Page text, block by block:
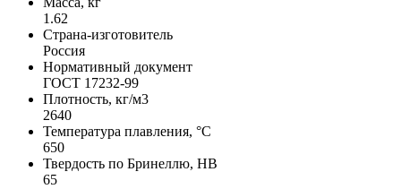
1.62
Страна-изготовитель
Россия
Нормативный документ
ГОСТ 17232-99
Плотность, кг/м3
2640
Температура плавления, °C
650
Твердость по Бринеллю, HB
65